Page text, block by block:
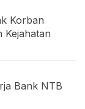
Korban
Kejahatan
Bank NTB